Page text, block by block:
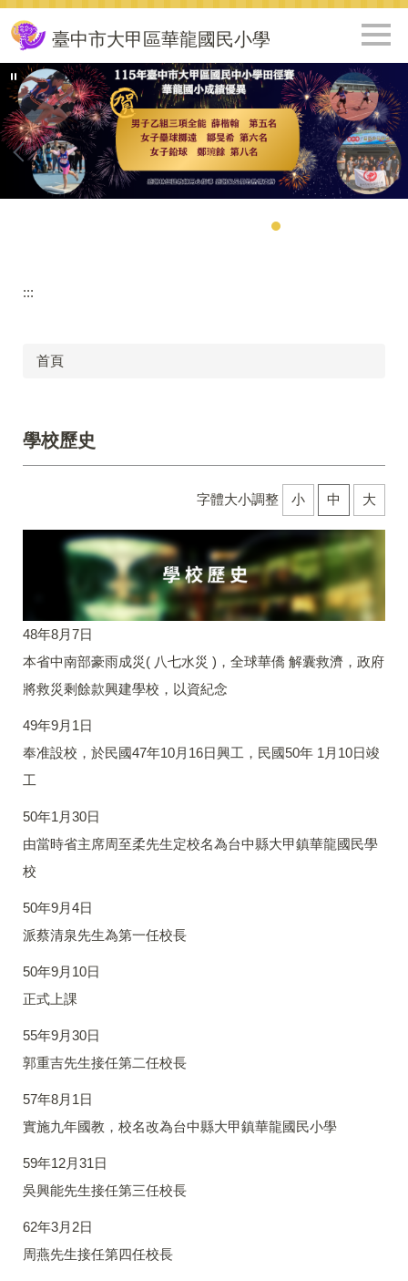
跳
到
主
要
內
容
區
臺中市大甲區華龍國民小學
:::
首頁
學校歷史
字體大小調整 小 中 大
48年8月7日
本省中南部豪雨成災( 八七水災 )，全球華僑 解囊救濟，政府
將救災剩餘款興建學校，以資紀念
49年9月1日
奉准設校，於民國47年10月16日興工，民國50年 1月10日竣
工
50年1月30日
由當時省主席周至柔先生定校名為台中縣大甲鎮華龍國民學
校
50年9月4日
派蔡清泉先生為第一任校長
50年9月10日
正式上課
55年9月30日
郭重吉先生接任第二任校長
57年8月1日
實施九年國教，校名改為台中縣大甲鎮華龍國民小學
59年12月31日
吳興能先生接任第三任校長
62年3月2日
周燕先生接任第四任校長